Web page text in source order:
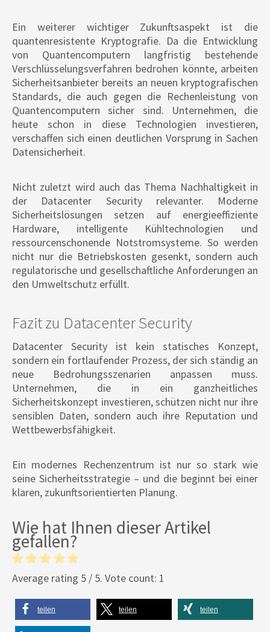
Ein weiterer wichtiger Zukunftsaspekt ist die
quantenresistente Kryptografie. Da die Entwicklung
von Quantencomputern langfristig bestehende
Verschlüsselungsverfahren bedrohen könnte, arbeiten
Sicherheitsanbieter bereits an neuen kryptografischen
Standards, die auch gegen die Rechenleistung von
Quantencomputern sicher sind. Unternehmen, die
heute schon in diese Technologien investieren,
verschaffen sich einen deutlichen Vorsprung in Sachen
Datensicherheit.
Nicht zuletzt wird auch das Thema Nachhaltigkeit in
der Datacenter Security relevanter. Moderne
Sicherheitslösungen setzen auf energieeffiziente
Hardware, intelligente Kühltechnologien und
ressourcenschonende Notstromsysteme. So werden
nicht nur die Betriebskosten gesenkt, sondern auch
regulatorische und gesellschaftliche Anforderungen an
den Umweltschutz erfüllt.
Fazit zu Datacenter Security
Datacenter Security ist kein statisches Konzept,
sondern ein fortlaufender Prozess, der sich ständig an
neue Bedrohungsszenarien anpassen muss.
Unternehmen, die in ein ganzheitliches
Sicherheitskonzept investieren, schützen nicht nur ihre
sensiblen Daten, sondern auch ihre Reputation und
Wettbewerbsfähigkeit.
Ein modernes Rechenzentrum ist nur so stark wie
seine Sicherheitsstrategie – und die beginnt bei einer
klaren, zukunftsorientierten Planung.
Wie hat Ihnen dieser Artikel
gefallen?
Average rating 5 / 5. Vote count: 1
teilen teilen teilen